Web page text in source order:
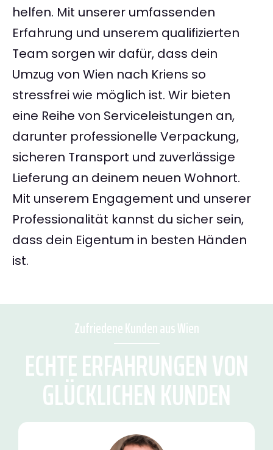
helfen. Mit unserer umfassenden
Erfahrung und unserem qualifizierten
Team sorgen wir dafür, dass dein
Umzug von Wien nach Kriens so
stressfrei wie möglich ist. Wir bieten
eine Reihe von Serviceleistungen an,
darunter professionelle Verpackung,
sicheren Transport und zuverlässige
Lieferung an deinem neuen Wohnort.
Mit unserem Engagement und unserer
Professionalität kannst du sicher sein,
dass dein Eigentum in besten Händen
ist.
Zufriedene Kunden aus Wien
ECHTE ERFAHRUNGEN VON
GLÜCKLICHEN KUNDEN